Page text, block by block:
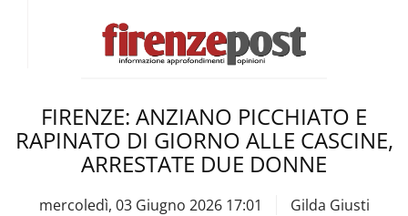
FIRENZE: ANZIANO PICCHIATO E
RAPINATO DI GIORNO ALLE CASCINE,
ARRESTATE DUE DONNE
mercoledì, 03 Giugno 2026 17:01
Gilda Giusti